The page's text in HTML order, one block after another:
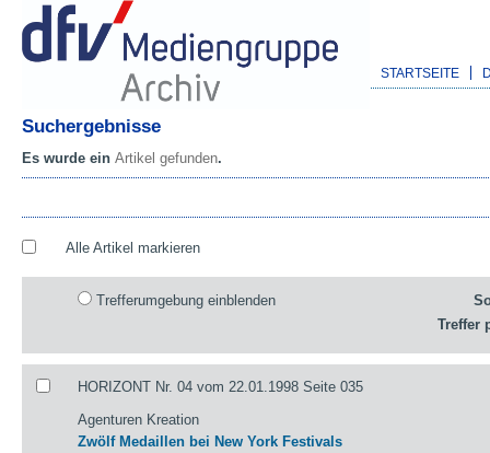
STARTSEITE
Suchergebnisse
Es wurde ein Artikel gefunden.
Alle Artikel markieren
Trefferumgebung einblenden
Treffer
HORIZONT Nr. 04 vom 22.01.1998 Seite 035
Agenturen Kreation
Zwölf Medaillen bei New York Festivals